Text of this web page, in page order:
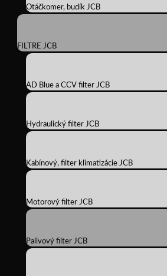
Otáčkomer, budík JCB
FILTRE JCB
AD Blue a CCV filter JCB
Hydraulický filter JCB
Kabínový, filter klimatizácie JCB
Motorový filter JCB
Palivový filter JCB